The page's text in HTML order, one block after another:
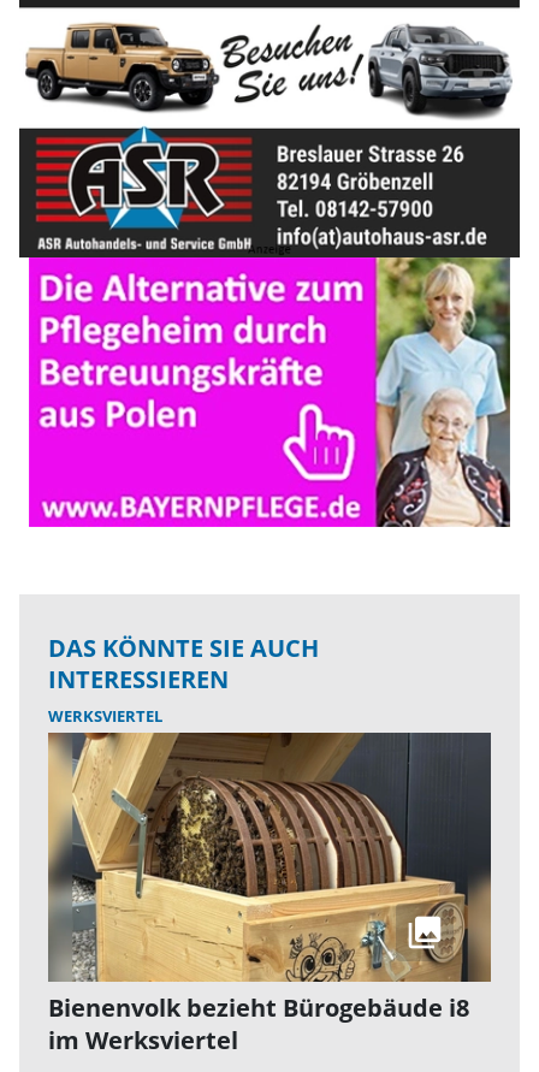
DAS KÖNNTE SIE AUCH
INTERESSIEREN
WERKSVIERTEL
Bienenvolk bezieht Bürogebäude i8
im Werksviertel